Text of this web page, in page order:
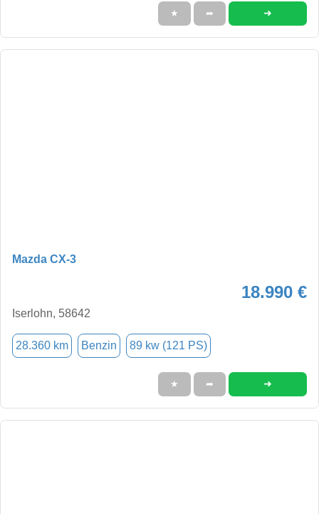
★ ➦ ➜
Mazda CX-3
18.990 €
Iserlohn, 58642
28.360 km Benzin 89 kw (121 PS)
★ ➦ ➜